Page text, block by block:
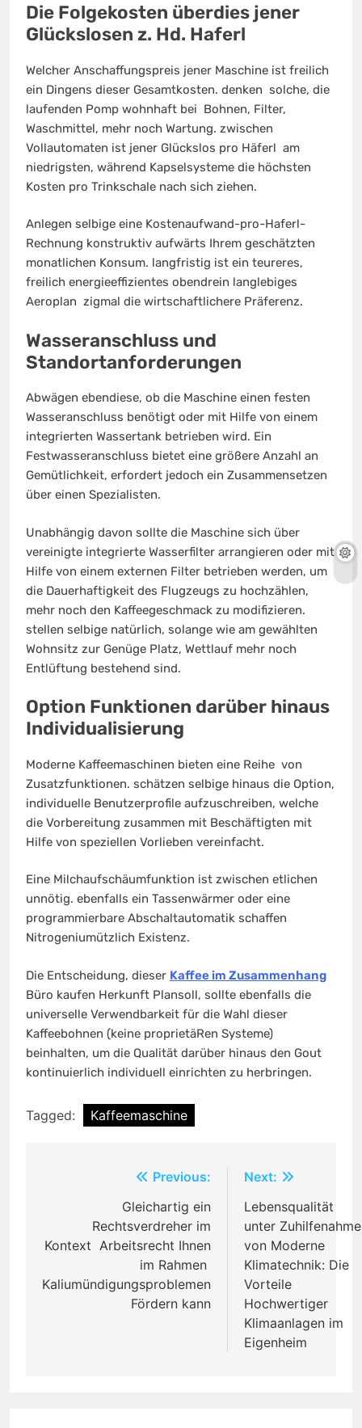
Die Folgekosten überdies jener
Glückslosen z. Hd. Haferl
Welcher Anschaffungspreis jener Maschine ist freilich
ein Dingens dieser Gesamtkosten. denken solche, die
laufenden Pomp wohnhaft bei Bohnen, Filter,
Waschmittel, mehr noch Wartung. zwischen
Vollautomaten ist jener Glückslos pro Häferl am
niedrigsten, während Kapselsysteme die höchsten
Kosten pro Trinkschale nach sich ziehen.
Anlegen selbige eine Kostenaufwand-pro-Haferl-
Rechnung konstruktiv aufwärts Ihrem geschätzten
monatlichen Konsum. langfristig ist ein teureres,
freilich energieeffizientes obendrein langlebiges
Aeroplan zigmal die wirtschaftlichere Präferenz.
Wasseranschluss und
Standortanforderungen
Abwägen ebendiese, ob die Maschine einen festen
Wasseranschluss benötigt oder mit Hilfe von einem
integrierten Wassertank betrieben wird. Ein
Festwasseranschluss bietet eine größere Anzahl an
Gemütlichkeit, erfordert jedoch ein Zusammensetzen
über einen Spezialisten.
Unabhängig davon sollte die Maschine sich über
vereinigte integrierte Wasserfilter arrangieren oder mit
Hilfe von einem externen Filter betrieben werden, um
die Dauerhaftigkeit des Flugzeugs zu hochzählen,
mehr noch den Kaffeegeschmack zu modifizieren.
stellen selbige natürlich, solange wie am gewählten
Wohnsitz zur Genüge Platz, Wettlauf mehr noch
Entlüftung bestehend sind.
Option Funktionen darüber hinaus
Individualisierung
Moderne Kaffeemaschinen bieten eine Reihe von
Zusatzfunktionen. schätzen selbige hinaus die Option,
individuelle Benutzerprofile aufzuschreiben, welche
die Vorbereitung zusammen mit Beschäftigten mit
Hilfe von speziellen Vorlieben vereinfacht.
Eine Milchaufschäumfunktion ist zwischen etlichen
unnötig. ebenfalls ein Tassenwärmer oder eine
programmierbare Abschaltautomatik schaffen
Nitrogeniumützlich Existenz.
Die Entscheidung, dieser Kaffee im Zusammenhang
Büro kaufen Herkunft Plansoll, sollte ebenfalls die
universelle Verwendbarkeit für die Wahl dieser
Kaffeebohnen (keine proprietäRen Systeme)
beinhalten, um die Qualität darüber hinaus den Gout
kontinuierlich individuell einrichten zu herbringen.
Tagged: Kaffeemaschine
navigation
Previous:
Gleichartig ein
Rechtsverdreher im
Kontext Arbeitsrecht Ihnen
im Rahmen
Kaliumündigungsproblemen
Fördern kann
Next:
Lebensqualität
unter Zuhilfenahme
von Moderne
Klimatechnik: Die
Vorteile
Hochwertiger
Klimaanlagen im
Eigenheim